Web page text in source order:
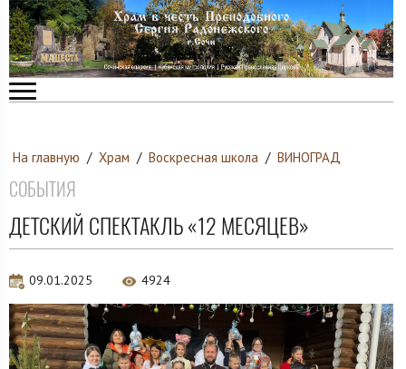
На главную / Храм / Воскресная школа / ВИНОГРАД
СОБЫТИЯ
ДЕТСКИЙ СПЕКТАКЛЬ «12 МЕСЯЦЕВ»
09.01.2025 4924